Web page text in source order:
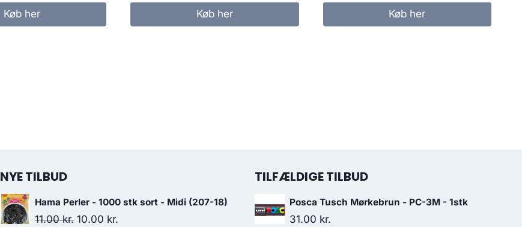
Køb her Køb her Køb her
NYE TILBUD
Hama Perler - 1000 stk sort - Midi (207-18)
11.00kr. 10.00 kr.
TILFÆLDIGE TILBUD
Posca Tusch Mørkebrun - PC-3M - 1stk
31.00 kr.